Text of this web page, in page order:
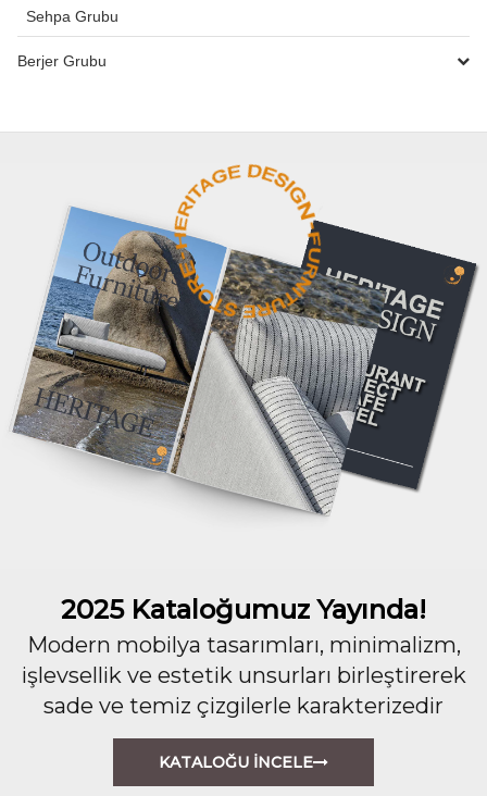
Sehpa Grubu
Berjer Grubu
2025 Kataloğumuz Yayında!
Modern mobilya tasarımları, minimalizm,
işlevsellik ve estetik unsurları birleştirerek
sade ve temiz çizgilerle karakterizedir
KATALOĞU İNCELE